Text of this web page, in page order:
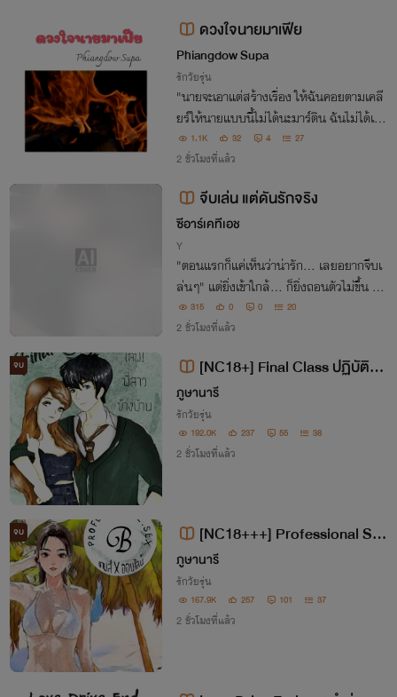
ดวงใจนายมาเฟีย
Phiangdow Supa
รักวัยรุ่น
"นายจะเอาแต่สร้างเรื่อง ให้ฉันคอยตามเคลี
ยร์ให้นายแบบนี้ไม่ได้นะมาร์ติน ฉันไม่ได้เป็น
เมียนาย!!" "ก็เป็นซะซิ!!"
1.1K 32 4 27
2 ชั่วโมงที่แล้ว
จีบเล่น แต่ดันรักจริง
ซีอาร์เคทีเอช
Y
"ตอนแรกก็แค่เห็นว่าน่ารัก... เลยอยากจีบเ
ล่นๆ" แต่ยิ่งเข้าใกล้... ก็ยิ่งถอนตัวไม่ขึ้น กว่
าจะรู้ตัวว่ารัก ก็เกือบเสียคนสำคัญไปตลอดชี
วิต
315 0 0 20
2 ชั่วโมงที่แล้ว
จบ
[NC18+] Final Class ปฏิบัติกา
รเลิฟ!พี่สาวข้างบ้าน (รีไรท์)
ภูษานารี
รักวัยรุ่น
192.0K 237 55 38
2 ชั่วโมงที่แล้ว
จบ
[NC18+++] Professional Se
x [B] เกมส์ [X] ออนไลน์
ภูษานารี
รักวัยรุ่น
167.9K 257 101 37
2 ชั่วโมงที่แล้ว